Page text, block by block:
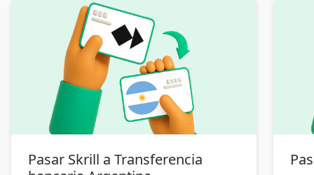
Pasar Skrill a Transferencia